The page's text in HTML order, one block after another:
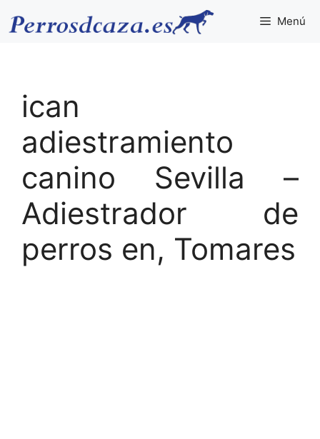
Menú
ican
adiestramiento
canino Sevilla –
Adiestrador de
perros en, Tomares